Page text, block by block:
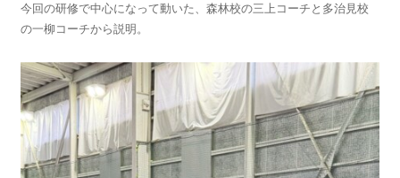
今回の研修で中心になって動いた、森林校の三上コーチと多治見校
の一柳コーチから説明。